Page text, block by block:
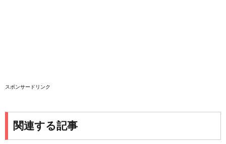
スポンサードリンク
関連する記事